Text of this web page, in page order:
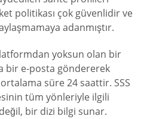
politikası çok güvenlidir ve
adanmıştır.
yoksun olan bir
bir e-posta göndererek
süre 24 saattir. SSS
tüm yönleriyle ilgili
bir dizi bilgi sunar.